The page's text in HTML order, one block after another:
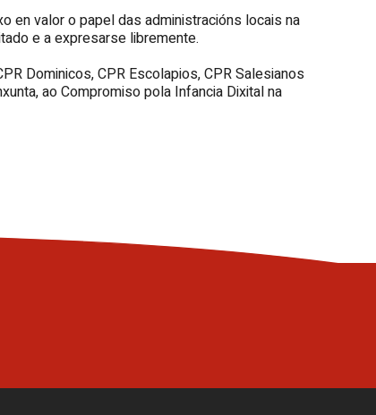
en valor o papel das administracións locais na
e a expresarse libremente.
Dominicos, CPR Escolapios, CPR Salesianos
ao Compromiso pola Infancia Dixital na